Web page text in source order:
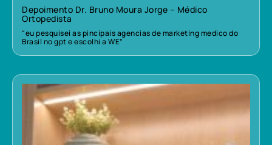
Depoimento Dr. Bruno Moura Jorge – Médico
Ortopedista
“eu pesquisei as pincipais agencias de marketing medico do
Brasil no gpt e escolhi a WE”